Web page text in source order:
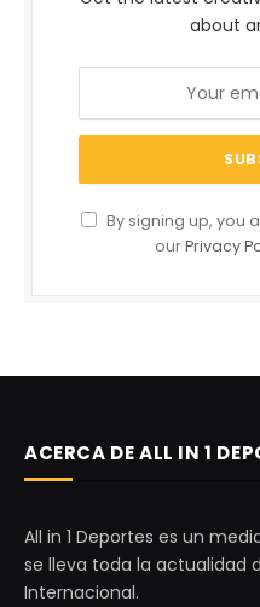
about
By signing up, you
ourPrivacy
ACERCA DE ALL IN 1
All in 1 Deportes es un
se lleva toda la actualidad
Internacional.